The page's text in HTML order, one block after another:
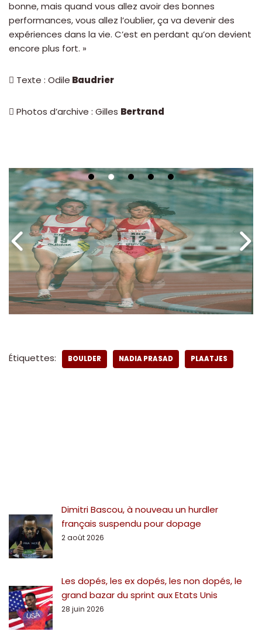
bonne, mais quand vous allez avoir des bonnes
performances, vous allez l’oublier, ça va devenir des
expériences dans la vie. C’est en perdant qu’on devient
encore plus fort. »
 Texte : Odile Baudrier
 Photos d’archive : Gilles Bertrand
Étiquettes: BOULDER NADIA PRASAD PLAATJES
Dimitri Bascou, à nouveau un hurdler
français suspendu pour dopage
2 août 2026
Les dopés, les ex dopés, les non dopés, le
grand bazar du sprint aux Etats Unis
28 juin 2026